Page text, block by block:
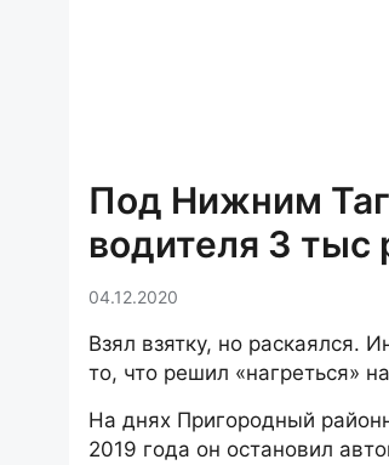
Под Нижним
водителя 3 тыс
04.12.2020
Взял взятку, но раскаялся.
то, что решил «нагреться»
На днях Пригородный
2019 года он остановил